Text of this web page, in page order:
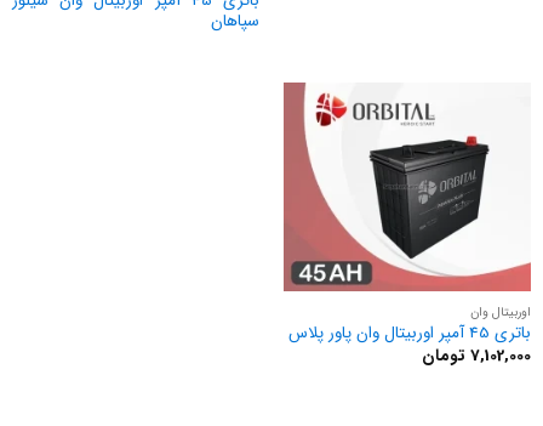
سپاهان
اوربیتال وان
باتری 45 آمپر اوربیتال وان پاور پلاس
7,102,000 تومان